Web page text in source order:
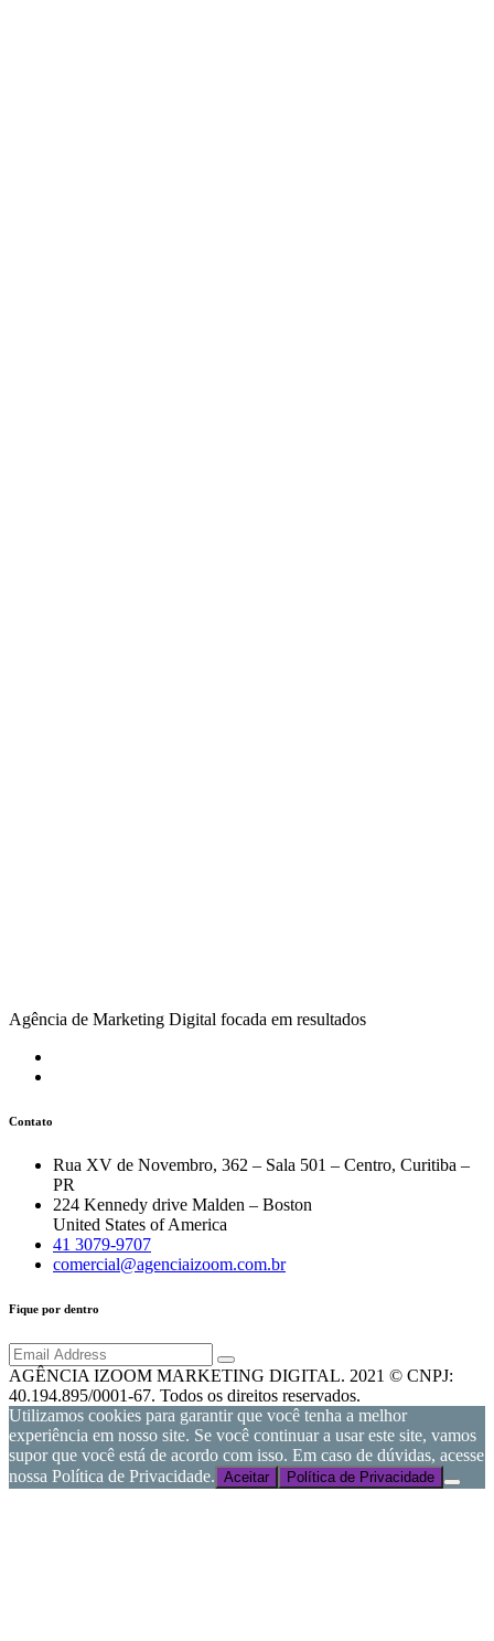
Agência de Marketing Digital focada em resultados
Contato
Rua XV de Novembro, 362 – Sala 501 – Centro, Curitiba –
PR
224 Kennedy drive Malden – Boston
United States of America
41 3079-9707
comercial@agenciaizoom.com.br
Fique por dentro
AGÊNCIA IZOOM MARKETING DIGITAL. 2021 © CNPJ:
40.194.895/0001-67. Todos os direitos reservados.
Utilizamos cookies para garantir que você tenha a melhor
experiência em nosso site. Se você continuar a usar este site, vamos
supor que você está de acordo com isso. Em caso de dúvidas, acesse
nossa Política de Privacidade. Aceitar Política de Privacidade